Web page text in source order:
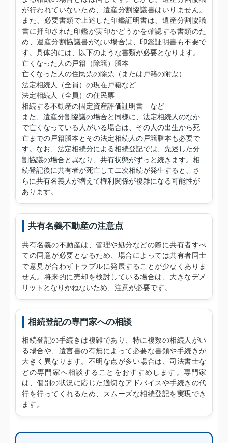
が行われていないため、遺産分割協議書はいりません。
また、必要書類で上述した印鑑証明書は、遺産分割協議
書に押印された印鑑が実印かどうかを確認する書類のた
め、遺産分割協議書がない場合は、印鑑証明書も不要で
す。具体的には、以下のような書類が必要となります。
亡くなった人の戸籍（除籍）謄本
亡くなった人の住民票の除票（または戸籍の附票）
法定相続人（全員）の現在戸籍など
法定相続人（全員）の住民票
相続する不動産の固定資産評価証明書 など
また、遺産分割協議の場合と同様に、法定相続人のなか
で亡くなっている人がいる場合は、その人の出生から死
亡までの戸籍謄本とその法定相続人の戸籍謄本も必要で
す。なお、法定相続分による相続登記では、先述した分
割協議の場合と異なり、共有状態がずっと続きます。相
続登記後に共有者が死亡して二次相続が発生すると、さ
らに共有名義人が増えて権利関係が複雑になる可能性が
あります。
共有名義不動産の注意点
共有名義の不動産は、管理や処分などの際に共有者すべ
ての同意が必要となるため、場合によっては共有者同士
で意見が合わずトラブルに発展することが少なくありま
せん。将来的に売却を検討している場合は、大きなデメ
リットとなりかねないため、注意が必要です。
相続登記の専門家への相談
相続登記の手続きは複雑であり、特に複数の相続人がい
る場合や、遺言書の有無によって必要な書類や手続きが
大きく異なります。不明な点が多い場合は、司法書士な
どの専門家へ相談することをおすすめします。専門家
は、個別の状況に応じた適切なアドバイスや手続きの代
行を行ってくれるため、スムーズな相続登記を実現でき
ます。